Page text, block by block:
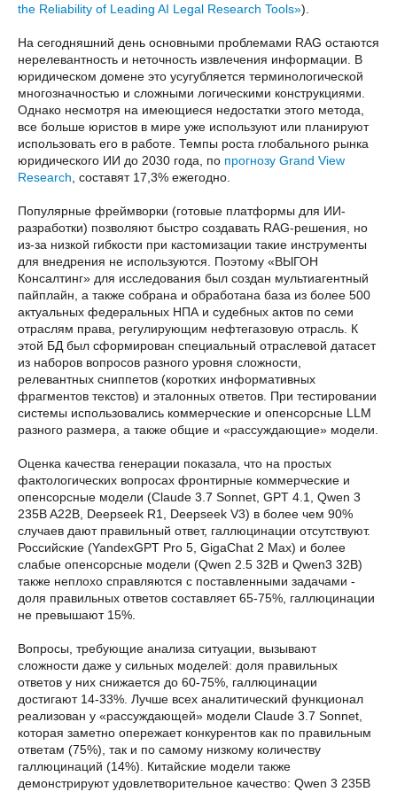
the Reliability of Leading AI Legal Research Tools»).
На сегодняшний день основными проблемами RAG остаются
нерелевантность и неточность извлечения информации. В
юридическом домене это усугубляется терминологической
многозначностью и сложными логическими конструкциями.
Однако несмотря на имеющиеся недостатки этого метода,
все больше юристов в мире уже используют или планируют
использовать его в работе. Темпы роста глобального рынка
юридического ИИ до 2030 года, по прогнозу Grand View
Research , составят 17,3% ежегодно.
Популярные фреймворки (готовые платформы для ИИ-
разработки) позволяют быстро создавать RAG-решения, но
из-за низкой гибкости при кастомизации такие инструменты
для внедрения не используются. Поэтому «ВЫГОН
Консалтинг» для исследования был создан мультиагентный
пайплайн, а также собрана и обработана база из более 500
актуальных федеральных НПА и судебных актов по семи
отраслям права, регулирующим нефтегазовую отрасль. К
этой БД был сформирован специальный отраслевой датасет
из наборов вопросов разного уровня сложности,
релевантных сниппетов (коротких информативных
фрагментов текстов) и эталонных ответов. При тестировании
системы использовались коммерческие и опенсорсные LLM
разного размера, а также общие и «рассуждающие» модели.
Оценка качества генерации показала, что на простых
фактологических вопросах фронтирные коммерческие и
опенсорсные модели (Claude 3.7 Sonnet, GPT 4.1, Qwen 3
235B A22B, Deepseek R1, Deepseek V3) в более чем 90%
случаев дают правильный ответ, галлюцинации отсутствуют.
Российские (YandexGPT Pro 5, GigaChat 2 Max) и более
слабые опенсорсные модели (Qwen 2.5 32B и Qwen3 32B)
также неплохо справляются с поставленными задачами -
доля правильных ответов составляет 65-75%, галлюцинации
не превышают 15%.
Вопросы, требующие анализа ситуации, вызывают
сложности даже у сильных моделей: доля правильных
ответов у них снижается до 60-75%, галлюцинации
достигают 14-33%. Лучше всех аналитический функционал
реализован у «рассуждающей» модели Claude 3.7 Sonnet,
которая заметно опережает конкурентов как по правильным
ответам (75%), так и по самому низкому количеству
галлюцинаций (14%). Китайские модели также
демонстрируют удовлетворительное качество: Qwen 3 235B